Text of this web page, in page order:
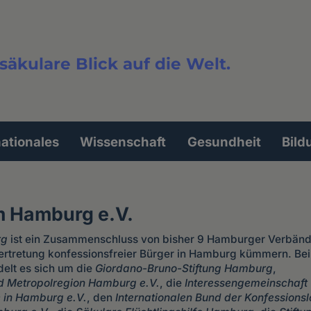
Blick auf die Welt.
Wissenschaft Gesundheit
Hamburg e.V.
ist ein Zusammenschluss von bisher 9 Hamburger
konfessionsfreier Bürger in Hamburg kümmern.
es sich um die Giordano-Bruno-Stiftung Hamburg
Metropolregion Hamburg e.V. , die Interessengemeinschaft
Hamburg e.V. , den Internationalen Bund der